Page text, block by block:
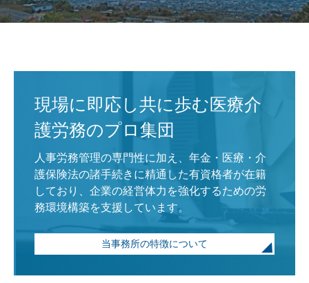
現場に即応し共に歩む医療介
護労務のプロ集団
人事労務管理の専門性に加え、年金・医療・介
護保険法の諸手続きに精通した有資格者が在籍
しており、企業の経営体力を強化するための労
務環境構築を支援しています。
当事務所の特徴について